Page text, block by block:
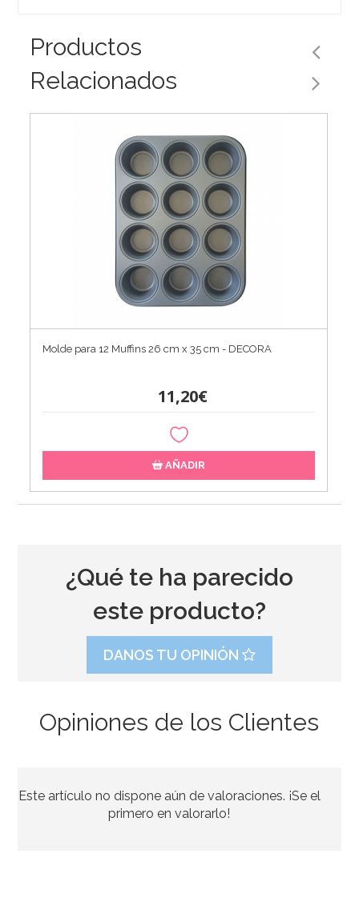
Productos
Relacionados
Molde para 12 Muffins 26 cm x 35 cm - DECORA
11,20€
AÑADIR
19,95€
¿Qué te ha parecido
este producto?
DANOS TU OPINIÓN
Opiniones de los Clientes
Este artículo no dispone aún de valoraciones. ¡Se el
primero en valorarlo!